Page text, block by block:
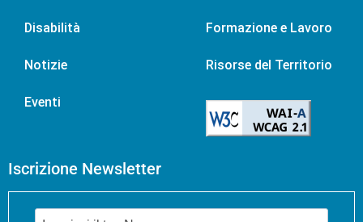
Disabilità
Notizie
Eventi
Formazione e Lavoro
Risorse del Territorio
Iscrizione Newsletter